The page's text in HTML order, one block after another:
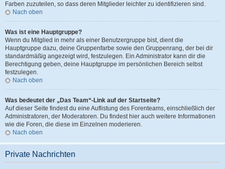
Farben zuzuteilen, so dass deren Mitglieder leichter zu identifizieren sind.
Nach oben
Was ist eine Hauptgruppe?
Wenn du Mitglied in mehr als einer Benutzergruppe bist, dient die
Hauptgruppe dazu, deine Gruppenfarbe sowie den Gruppenrang, der bei dir
standardmäßig angezeigt wird, festzulegen. Ein Administrator kann dir die
Berechtigung geben, deine Hauptgruppe im persönlichen Bereich selbst
festzulegen.
Nach oben
Was bedeutet der „Das Team“-Link auf der Startseite?
Auf dieser Seite findest du eine Auflistung des Forenteams, einschließlich der
Administratoren, der Moderatoren. Du findest hier auch weitere Informationen
wie die Foren, die diese im Einzelnen moderieren.
Nach oben
Private Nachrichten